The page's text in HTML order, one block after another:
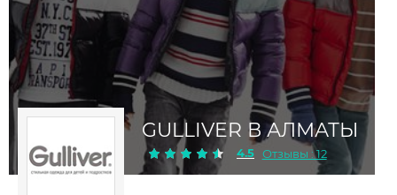
GULLIVER В АЛМАТЫ
4.5 Отзывы : 12